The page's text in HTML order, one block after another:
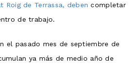
Roig de Terrassa, deben completar
de trabajo.
el pasado mes de septiembre de
ya más de medio año de